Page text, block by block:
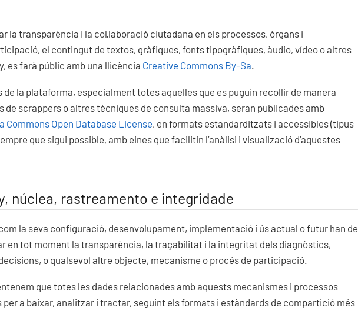
la transparència i la col·laboració ciutadana en els processos, òrgans i
el contingut de textos, gràfiques, fonts tipogràfiques, àudio, vídeo o altres
es farà públic amb una llicència Creative Commons By-Sa
de la plataforma, especialment totes aquelles que es puguin recollir de manera
de scrappers o altres tècniques de consulta massiva, seran publicades amb
Commons Open Database License, en formats estandarditzats i accessibles (tipus
que sigui possible, amb eines que facilitin l’anàlisi i visualizació d’aquestes
núclea, rastreamento e integridade
la seva configuració, desenvolupament, implementació i ús actual o futur han de
en tot moment la transparència, la traçabilitat i la integritat dels diagnòstics,
o qualsevol altre objecte, mecanisme o procés de participació.
que totes les dades relacionades amb aquests mecanismes i processos
per a baixar, analitzar i tractar, seguint els formats i estàndards de compartició més